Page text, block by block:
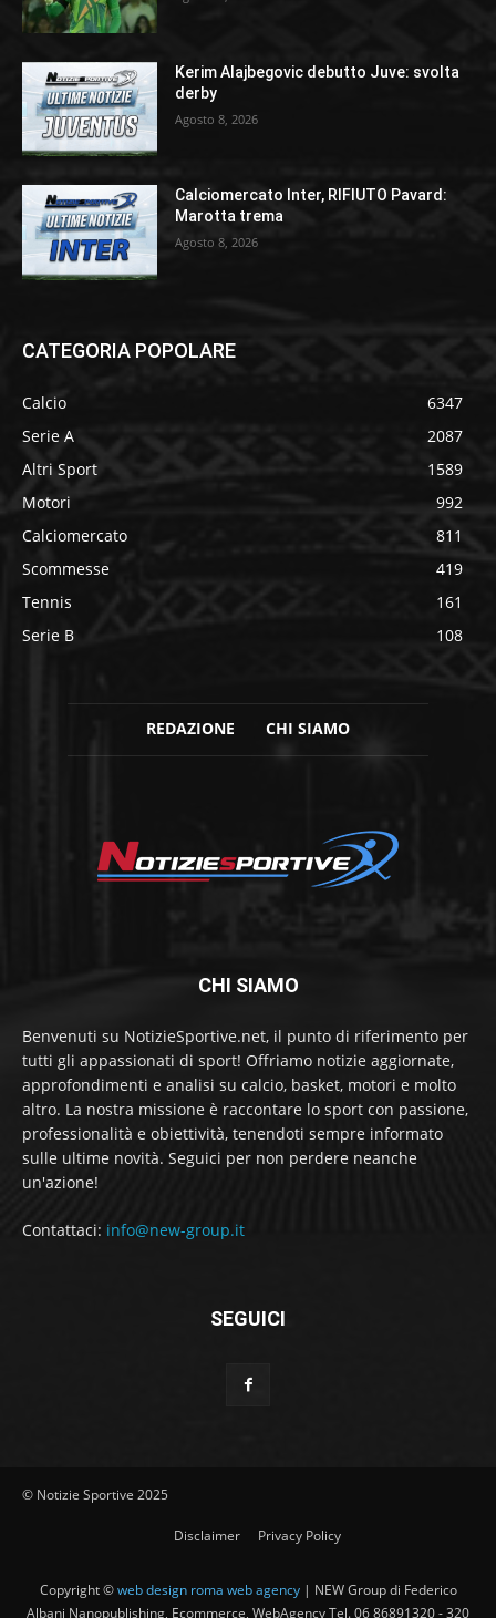
Kerim Alajbegovic debutto Juve: svolta
derby
Agosto 8, 2026
Calciomercato Inter, RIFIUTO Pavard:
Marotta trema
Agosto 8, 2026
CATEGORIA POPOLARE
Calcio
6347
Serie A
2087
Altri Sport
1589
Motori
992
Calciomercato
811
Scommesse
419
Tennis
161
Serie B
108
REDAZIONE CHI SIAMO
CHI SIAMO
Benvenuti su NotizieSportive.net, il punto di riferimento per
tutti gli appassionati di sport! Offriamo notizie aggiornate,
approfondimenti e analisi su calcio, basket, motori e molto
altro. La nostra missione è raccontare lo sport con passione,
professionalità e obiettività, tenendoti sempre informato
sulle ultime novità. Seguici per non perdere neanche
un'azione!
Contattaci: info@new-group.it
SEGUICI
© Notizie Sportive 2025
Disclaimer Privacy Policy
Copyright ©web design roma web agency| NEW Group di Federico
Albani Nanopublishing, Ecommerce, WebAgency Tel. 06 86891320 - 320